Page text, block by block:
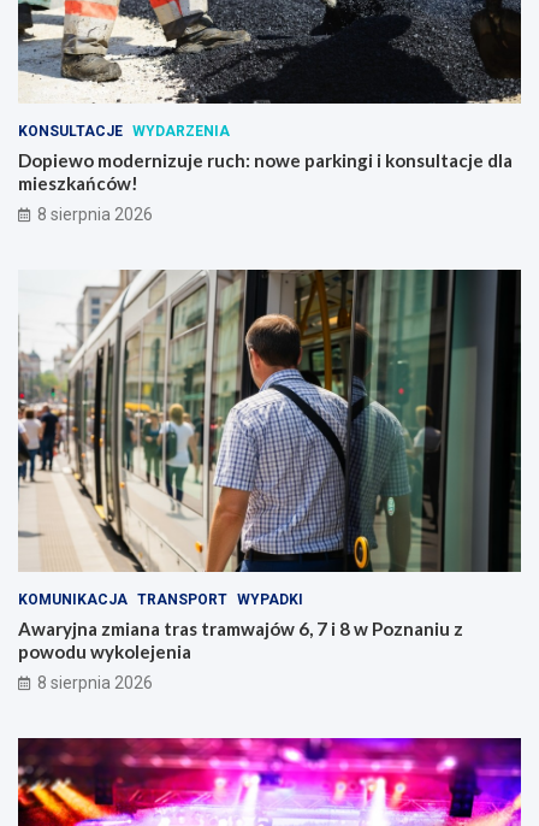
KONSULTACJE WYDARZENIA
Dopiewo modernizuje ruch: nowe parkingi i konsultacje dla
mieszkańców!
8 sierpnia 2026
KOMUNIKACJA TRANSPORT WYPADKI
Awaryjna zmiana tras tramwajów 6, 7 i 8 w Poznaniu z
powodu wykolejenia
8 sierpnia 2026